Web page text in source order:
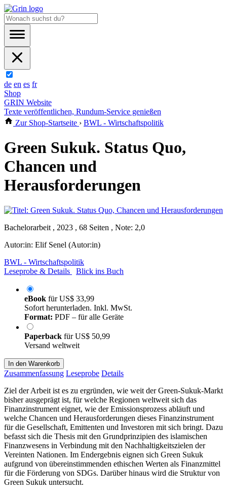
de en es fr
Shop
GRIN Website
Texte veröffentlichen, Rundum-Service genießen
Zur Shop-Startseite › BWL - Wirtschaftspolitik
Green Sukuk. Status Quo,
Chancen und
Herausforderungen
Bachelorarbeit , 2023 , 68 Seiten , Note: 2,0
Autor:in: Elif Senel (Autor:in)
BWL - Wirtschaftspolitik
Leseprobe & Details
Blick ins Buch
eBook fürUS$ 33,99
Sofort herunterladen. Inkl. MwSt.
Format: PDF – für alle Geräte
Paperback fürUS$ 50,99
Versand weltweit
In den Warenkorb
Zusammenfassung Leseprobe Details
Ziel der Arbeit ist es zu ergründen, wie weit der Green-Sukuk-Markt
bisher ausgeprägt ist, für welche Regionen weltweit sich das
Finanzinstrument eignet, wie der Emissionsprozess abläuft und
welche Chancen und Herausforderungen dieses Finanzinstrument
für die Gesellschaft, Emittenten und Investoren mit sich bringt. Dazu
befasst sich die Thesis mit den Grundprinzipien des islamischen
Finanzwesens in Verbindung mit den Nachhaltigkeitszielen der
Vereinten Nationen. Im Endergebnis eignen sich Green Sukuk
aufgrund von übereinstimmenden ethischen Werten als Finanzmittel
für die Förderung von SDGs. Darüber hinaus wird die Struktur von
Green Sukuk untersucht.